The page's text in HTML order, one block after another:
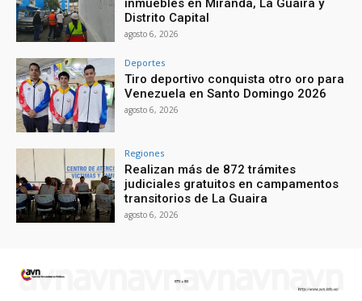
inmuebles en Miranda, La Guaira y
Distrito Capital
agosto 6, 2026
Deportes
Tiro deportivo conquista otro oro para
Venezuela en Santo Domingo 2026
agosto 6, 2026
Regiones
Realizan más de 872 trámites
judiciales gratuitos en campamentos
transitorios de La Guaira
agosto 6, 2026